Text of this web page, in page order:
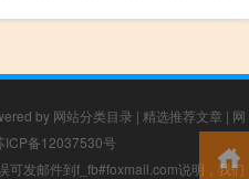
by 网站分类目录 | 精选推荐文章 | 网
ICP备12037530号
可发邮件到f_fb#foxmail.com说明，我们